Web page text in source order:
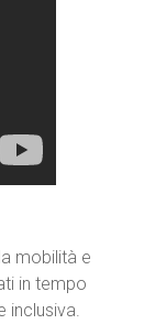
mobilità e
in tempo
inclusiva.